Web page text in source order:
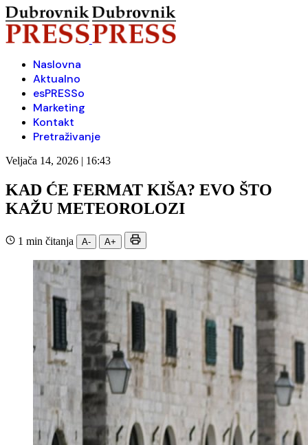
Naslovna
Aktualno
esPRESSo
Marketing
Kontakt
Pretraživanje
Veljača 14, 2026 | 16:43
KAD ĆE FERMAT KIŠA? EVO ŠTO
KAŽU METEOROLOZI
1 min čitanja A- A+